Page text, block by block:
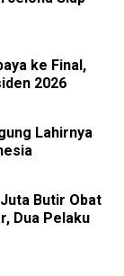
ke Final,
2026
Lahirnya
Butir Obat
Dua Pelaku